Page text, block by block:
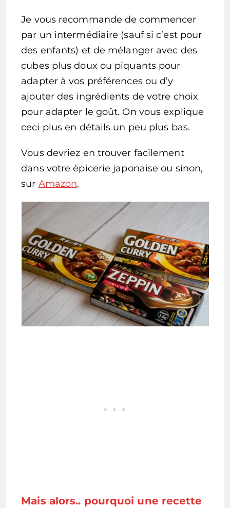
Je vous recommande de commencer
par un intermédiaire (sauf si c’est pour
des enfants) et de mélanger avec des
cubes plus doux ou piquants pour
adapter à vos préférences ou d’y
ajouter des ingrédients de votre choix
pour adapter le goût. On vous explique
ceci plus en détails un peu plus bas.
Vous devriez en trouver facilement
dans votre épicerie japonaise ou sinon,
sur Amazon.
Mais alors.. pourquoi une recette